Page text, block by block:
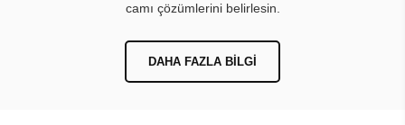
camı çözümlerini belirlesin.
DAHA FAZLA BILGI